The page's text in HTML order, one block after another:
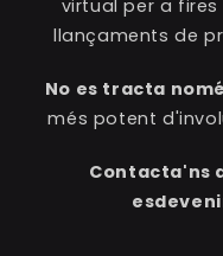
virtual per a
llançaments de
No es tracta
més potent
Contacta'ns